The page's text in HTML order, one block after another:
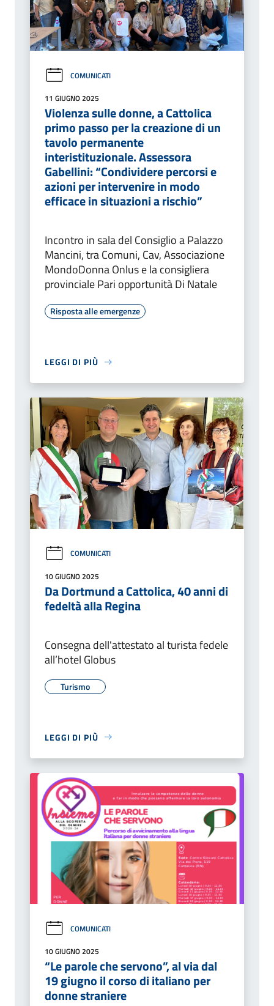
COMUNICATI
11 GIUGNO 2025
Violenza sulle donne, a Cattolica
primo passo per la creazione di un
tavolo permanente
interistituzionale. Assessora
Gabellini: “Condividere percorsi e
azioni per intervenire in modo
efficace in situazioni a rischio”
Incontro in sala del Consiglio a Palazzo
Mancini, tra Comuni, Cav, Associazione
MondoDonna Onlus e la consigliera
provinciale Pari opportunità Di Natale
Risposta alle emergenze
LEGGI DI PIÙ
COMUNICATI
10 GIUGNO 2025
Da Dortmund a Cattolica, 40 anni di
fedeltà alla Regina
Consegna dell'attestato al turista fedele
all’hotel Globus
Turismo
LEGGI DI PIÙ
COMUNICATI
10 GIUGNO 2025
“Le parole che servono”, al via dal
19 giugno il corso di italiano per
donne straniere